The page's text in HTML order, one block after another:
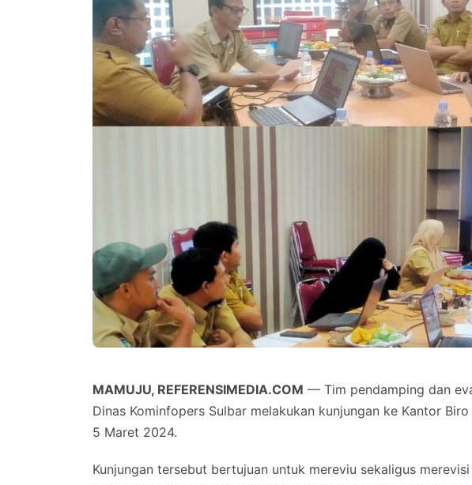
MAMUJU, REFERENSIMEDIA.COM — Tim pendamping dan
Dinas Kominfopers Sulbar melakukan kunjungan ke Kantor
5 Maret 2024.
Kunjungan tersebut bertujuan untuk mereviu sekaligus